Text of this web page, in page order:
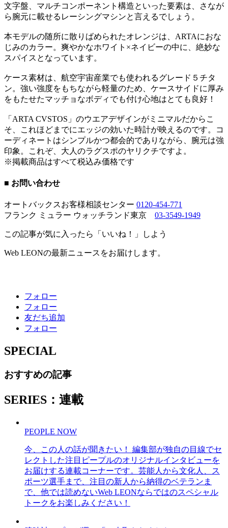
文字盤、マルチコンポーネント構造といった要素は、さなが
ら腕元に載せるレーシングマシンと言えるでしょう。
本モデルの随所に散りばめられたオレンジは、ARTAにおな
じみのカラー。爽やかなホワイト×ネイビーの中に、絶妙な
スパイスとなっています。
ケース素材は、航空宇宙産業でも使われるグレード５チタ
ン。強い強度をもちながら軽量のため、ケースサイドに厚み
をもたせたマッチョなボディでも付け心地はとても良好！
「ARTA CVSTOS」のウエアデザインがミニマルだからこ
そ、これほどまでにエッジの効いた時計が映えるのです。コ
ーディネートはシンプルかつ都会的でありながら、腕元は強
印象。これぞ、大人のラグスポのヤリクチですよ。
※掲載商品はすべて税込み価格です
■ お問い合わせ
オートバックスお客様相談センター 0120-454-771
フランク ミュラー ウォッチランド東京 03-3549-1949
この記事が気に入ったら「いいね！」しよう
Web LEONの最新ニュースをお届けします。
フォロー
フォロー
友だち追加
フォロー
SPECIAL
おすすめの記事
SERIES：連載
PEOPLE NOW
今、この人の話が聞きたい！ 編集部が独自の目線でセ
レクトした注目ピープルのオリジナルインタビューを
お届けする連載コーナーです。芸能人から文化人、ス
ポーツ選手まで、注目の新人から納得のベテランま
で、他では読めないWeb LEONならではのスペシャル
トークをお楽しみください！